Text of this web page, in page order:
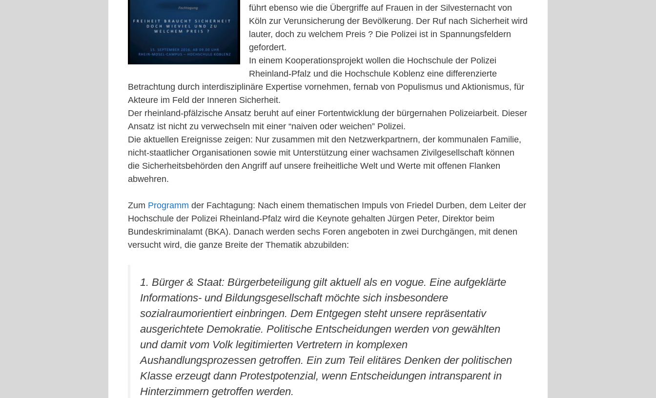
führt ebenso wie die Übergriffe auf Frauen in der Silvesternacht von
Köln zur Verunsicherung der Bevölkerung. Der Ruf nach Sicherheit wird
lauter, doch zu welchem Preis ? Die Polizei ist in Spannungsfeldern
gefordert.
In einem Kooperationsprojekt wollen die Hochschule der Polizei
Rheinland-Pfalz und die Hochschule Koblenz eine differenzierte
Betrachtung durch interdisziplinäre Expertise vornehmen, fernab von Populismus und Aktionismus, für
Akteure im Feld der Inneren Sicherheit.
Der rheinland-pfälzische Ansatz beruht auf einer Fortentwicklung der bürgernahen Polizeiarbeit. Dieser
Ansatz ist nicht zu verwechseln mit einer “naiven oder weichen” Polizei.
Die aktuellen Ereignisse zeigen: Nur zusammen mit den Netzwerkpartnern, der kommunalen Familie,
nicht-staatlicher Organisationen sowie mit Unterstützung einer wachsamen Zivilgesellschaft können
die Sicherheitsbehörden den Angriff auf unsere freiheitliche Welt und Werte mit offenen Flanken
abwehren.
Zum Programm der Fachtagung: Nach einem thematischen Impuls von Friedel Durben, dem Leiter der
Hochschule der Polizei Rheinland-Pfalz wird die Keynote gehalten Jürgen Peter, Direktor beim
Bundeskriminalamt (BKA). Danach werden sechs Foren angeboten in zwei Durchgängen, mit denen
versucht wird, die ganze Breite der Thematik abzubilden:
1. Bürger & Staat: Bürgerbeteiligung gilt aktuell als en vogue. Eine aufgeklärte
Informations- und Bildungsgesellschaft möchte sich insbesondere
sozialraumorientiert einbringen. Dem Entgegen steht unsere repräsentativ
ausgerichtete Demokratie. Politische Entscheidungen werden von gewählten
und damit vom Volk legitimierten Vertretern in komplexen
Aushandlungsprozessen getroffen. Ein zum Teil elitäres Denken der politischen
Klasse erzeugt dann Protestpotenzial, wenn Entscheidungen intransparent in
Hinterzimmern getroffen werden.